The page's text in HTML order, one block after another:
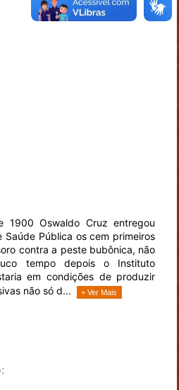
1900 Oswaldo Cruz entregou
Saúde Pública os cem primeiros
contra a peste bubônica, não
tempo depois o Instituto
em condições de produzir
não só d...
+ Ver Mais